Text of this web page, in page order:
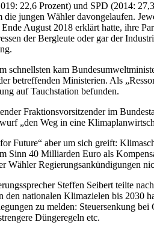
22,6 Prozent) und SPD (2014:
jungen Wähler davongelaufen.
August 2018 erklärt hatte, ihre
der Bergleute oder gar der
kam
betreffenden Ministerien. Als
auf Tauchstation befunden.
Fraktionsvorsitzender im
„den Weg in eine
Future“ aber um sich greift:
Sinn 40 Milliarden Euro als
Wähler Regierungsankündigungen
Steffen Seibert teilte
nationalen Klimazielen bis 2030
zu melden: Steuersenkung
Düngeregeln etc.